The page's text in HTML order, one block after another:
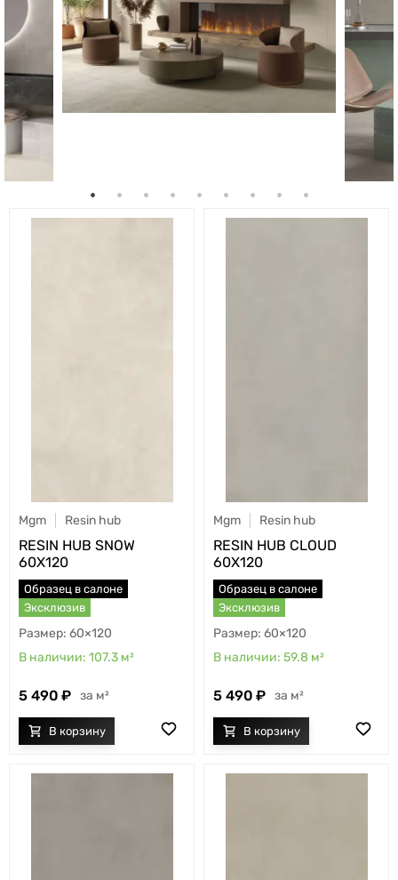
Mgm Resin hub
RESIN HUB SNOW
60X120
Образец в салоне
Эксклюзив
60×120
107.3 м²
5 490 м²
Mgm Resin hub
RESIN HUB CLOUD
60X120
Образец в салоне
Эксклюзив
60×120
59.8 м²
5 490 м²